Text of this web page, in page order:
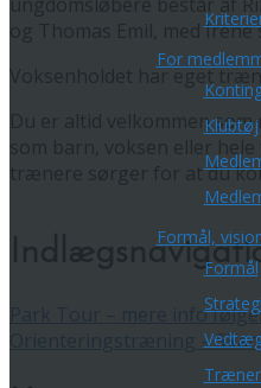
For
Klubtøj
Formål,
Formål
og Thomas Emil, med
Voksenholdet har eget
Du er altid velkommen
trænere sørger for at du
Park Tour – mere info
Orienteringstræning –